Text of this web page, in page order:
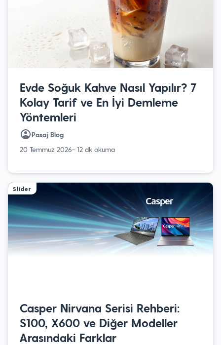
Evde Soğuk Kahve Nasıl Yapılır? 7
Kolay Tarif ve En İyi Demleme
Yöntemleri
Pasaj Blog
20 Temmuz 2026- 12 dk okuma
Slider
Casper Nirvana Serisi Rehberi:
S100, X600 ve Diğer Modeller
Arasındaki Farklar